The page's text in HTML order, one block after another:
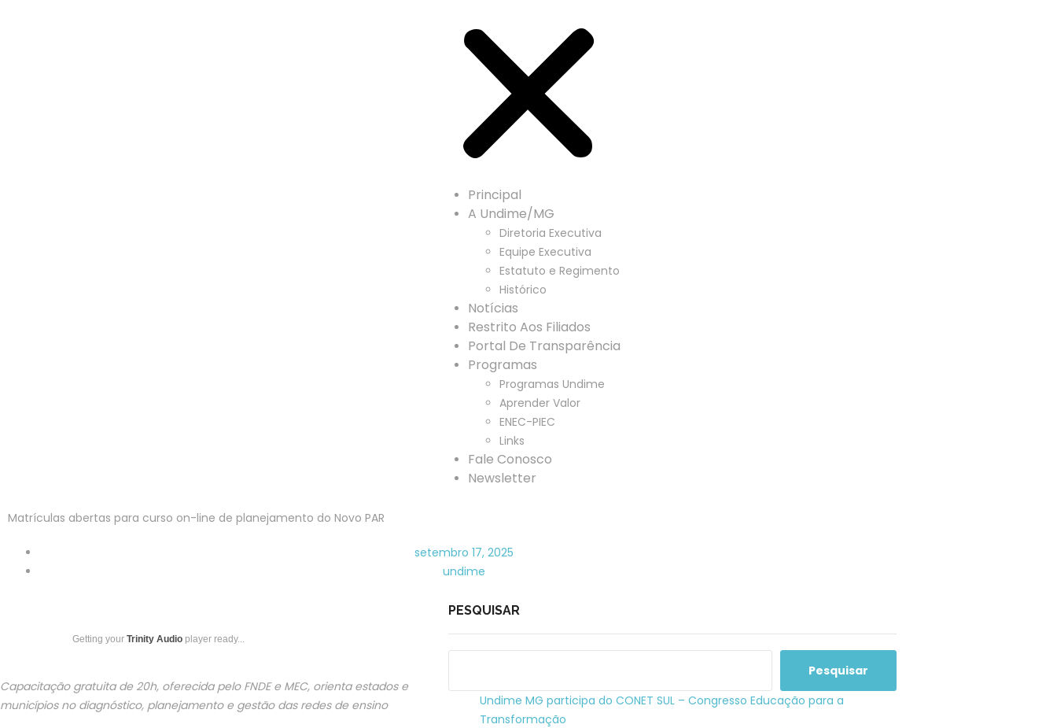
Principal
A Undime/MG
Diretoria Executiva
Equipe Executiva
Estatuto e Regimento
Histórico
Notícias
Restrito Aos Filiados
Portal De Transparência
Programas
Programas Undime
Aprender Valor
ENEC-PIEC
Links
Fale Conosco
Newsletter
Matrículas abertas para curso on-line de planejamento do Novo PAR
setembro 17, 2025
undime
Getting your Trinity Audio player ready...
Capacitação gratuita de 20h, oferecida pelo FNDE e MEC, orienta estados e
municípios no diagnóstico, planejamento e gestão das redes de ensino
PESQUISAR
Pesquisar
Undime MG participa do CONET SUL – Congresso Educação para a
Transformação